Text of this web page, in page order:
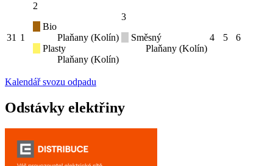
31 1
2
Bio
Plaňany (Kolín)
Plasty
Plaňany (Kolín)
3
Směsný
Plaňany (Kolín)
4 5 6
Kalendář svozu odpadu
Odstávky elektřiny